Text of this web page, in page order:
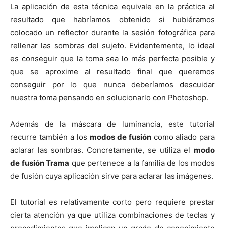
La aplicación de esta técnica equivale en la práctica al
resultado que habríamos obtenido si hubiéramos
colocado un reflector durante la sesión fotográfica para
rellenar las sombras del sujeto. Evidentemente, lo ideal
es conseguir que la toma sea lo más perfecta posible y
que se aproxime al resultado final que queremos
conseguir por lo que nunca deberíamos descuidar
nuestra toma pensando en solucionarlo con Photoshop.
Además de la máscara de luminancia, este tutorial
recurre también a los modos de fusión como aliado para
aclarar las sombras. Concretamente, se utiliza el modo
de fusión Trama que pertenece a la familia de los modos
de fusión cuya aplicación sirve para aclarar las imágenes.
El tutorial es relativamente corto pero requiere prestar
cierta atención ya que utiliza combinaciones de teclas y